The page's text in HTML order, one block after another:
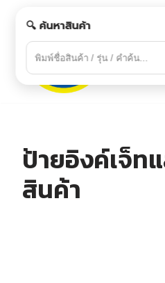
🔍 ค้นหาสินค้า
Skip
content
ป้ายอิงค์เจ็ท
สินค้า